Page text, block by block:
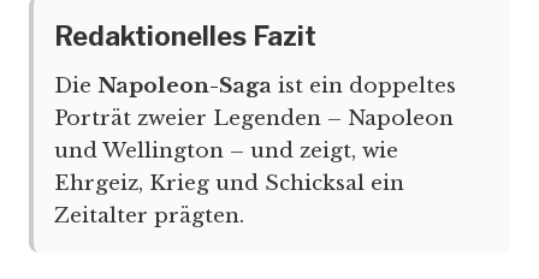
Redaktionelles Fazit
Die Napoleon-Saga ist ein doppeltes
Porträt zweier Legenden – Napoleon
und Wellington – und zeigt, wie
Ehrgeiz, Krieg und Schicksal ein
Zeitalter prägten.